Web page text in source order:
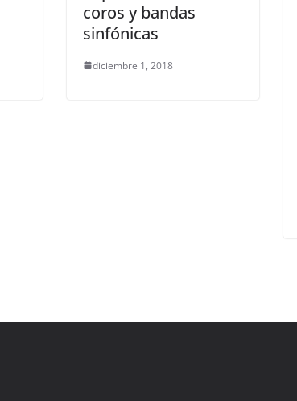
coros y bandas
sinfónicas
diciembre 1, 2018